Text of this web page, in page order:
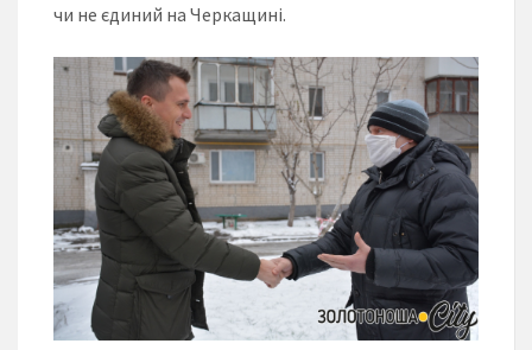
чи не єдиний на Черкащині.